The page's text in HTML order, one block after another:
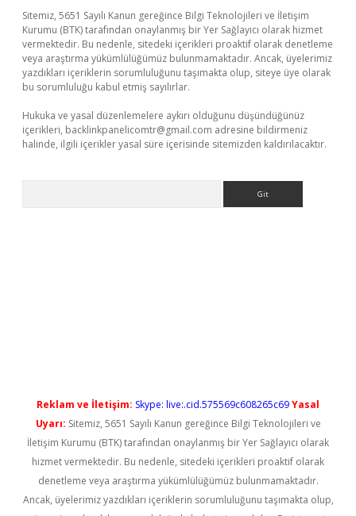
Sitemiz, 5651 Sayılı Kanun gereğince Bilgi Teknolojileri ve İletişim
Kurumu (BTK) tarafından onaylanmış bir Yer Sağlayıcı olarak hizmet
vermektedir. Bu nedenle, sitedeki içerikleri proaktif olarak denetleme
veya araştırma yükümlülüğümüz bulunmamaktadır. Ancak, üyelerimiz
yazdıkları içeriklerin sorumluluğunu taşımakta olup, siteye üye olarak
bu sorumluluğu kabul etmiş sayılırlar.
Hukuka ve yasal düzenlemelere aykırı olduğunu düşündüğünüz
içerikleri, backlinkpanelicomtr@gmail.com adresine bildirmeniz
halinde, ilgili içerikler yasal süre içerisinde sitemizden kaldırılacaktır.
Reklam ve İletişim: Skype: live:.cid.575569c608265c69Yasal
Uyarı: Sitemiz, 5651 Sayılı Kanun gereğince Bilgi Teknolojileri ve
İletişim Kurumu (BTK) tarafından onaylanmış bir Yer Sağlayıcı olarak
hizmet vermektedir. Bu nedenle, sitedeki içerikleri proaktif olarak
denetleme veya araştırma yükümlülüğümüz bulunmamaktadır.
Ancak, üyelerimiz yazdıkları içeriklerin sorumluluğunu taşımakta olup,